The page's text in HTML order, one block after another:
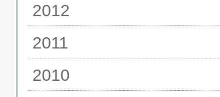
2012
2011
2010